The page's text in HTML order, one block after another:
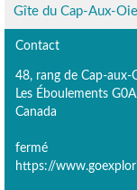
Gîte du Cap-Aux-
Contact
48, rang de Cap-aux-
Les Éboulements
Canada
fermé
https://